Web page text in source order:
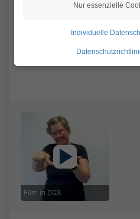
Die Kosten für
berufliche Nutzung
Film in DGS
Nur essenzielle
Individuelle